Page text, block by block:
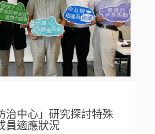
治中心」研究探討特殊
員適應狀況